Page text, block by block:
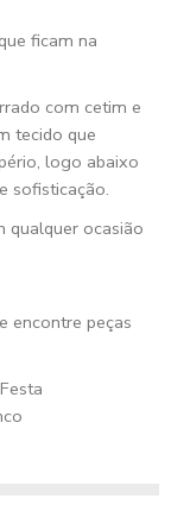
ficam na
com cetim e
tecido que
logo abaixo
sofisticação.
qualquer ocasião
encontre peças